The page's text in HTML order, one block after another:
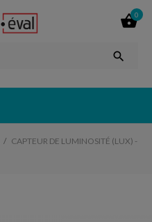

0

CAPTEUR DE LUMINOSITÉ (LUX) -